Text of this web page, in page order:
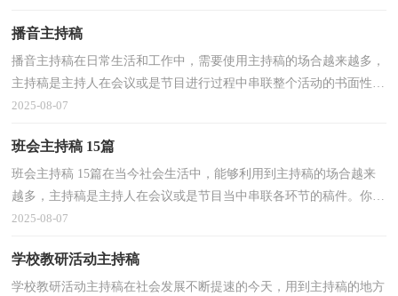
播音主持稿
播音主持稿在日常生活和工作中，需要使用主持稿的场合越来越多，
主持稿是主持人在会议或是节目进行过程中串联整个活动的书面性稿
件。相信写主持稿是一个让许多人都头痛的问题，下...
2025-08-07
班会主持稿 15篇
班会主持稿 15篇在当今社会生活中，能够利用到主持稿的场合越来
越多，主持稿是主持人在会议或是节目当中串联各环节的稿件。你知
道主持稿怎样写才规范吗？下面是小编帮大家整理的...
2025-08-07
学校教研活动主持稿
学校教研活动主持稿在社会发展不断提速的今天，用到主持稿的地方